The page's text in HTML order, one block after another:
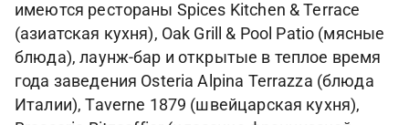
имеются рестораны Spices Kitchen & Terrace
(азиатская кухня), Oak Grill & Pool Patio (мясные
блюда), лаунж-бар и открытые в теплое время
года заведения Osteria Alpina Terrazza (блюда
Италии), Taverne 1879 (швейцарская кухня),